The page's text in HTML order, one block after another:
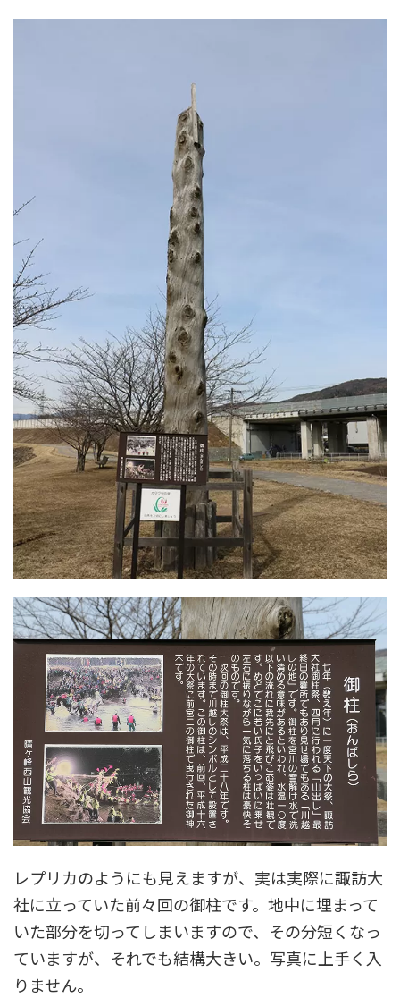
レプリカのようにも見えますが、実は実際に諏訪大
社に立っていた前々回の御柱です。地中に埋まって
いた部分を切ってしまいますので、その分短くなっ
ていますが、それでも結構大きい。写真に上手く入
りません。